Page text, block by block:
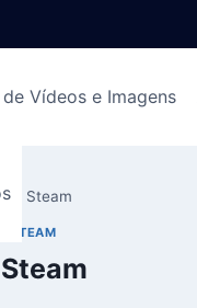
Vídeos e Imagens
na Steam
STEAM